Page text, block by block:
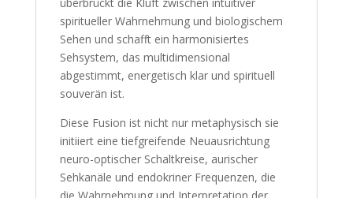
spiritueller Wahrnehmung und biologischem
Sehen und schafft ein harmonisiertes
Sehsystem, das multidimensional
abgestimmt, energetisch klar und spirituell
souverän ist.
Diese Fusion ist nicht nur metaphysisch sie
initiiert eine tiefgreifende Neuausrichtung
neuro-optischer Schaltkreise, aurischer
Sehkanäle und endokriner Frequenzen, die